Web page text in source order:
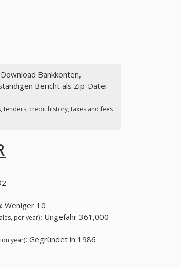
Bankkonten,
Bericht als Zip-Datei
tenders, credit history, taxes and fees
: Weniger 10
per year): Ungefähr 361,000
year): Gegründet in 1986